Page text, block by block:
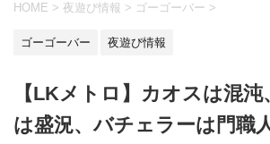
HOME > 夜遊び情報 > ゴーゴーバー >
ゴーゴーバー 夜遊び情報
【LKメトロ】カオスは混
は盛況、バチェラーは門職